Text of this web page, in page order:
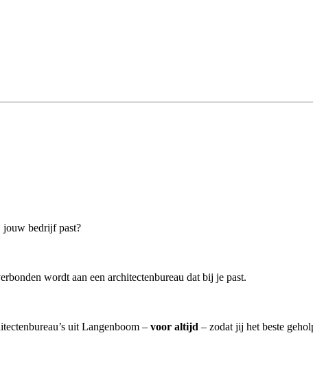
jouw bedrijf past?
wordt aan een architectenbureau dat bij je past.
uit Langenboom – voor altijd – zodat jij het beste